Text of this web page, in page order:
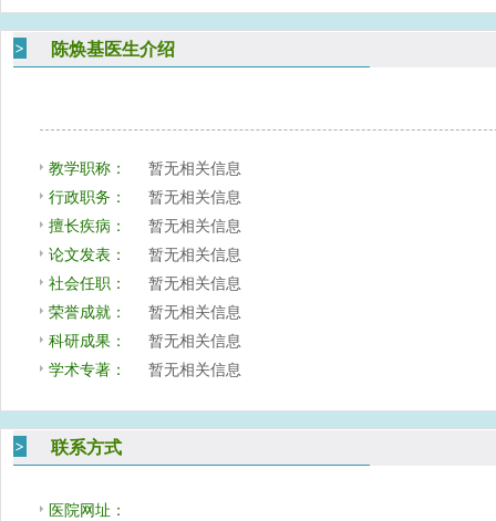
陈焕基医生介绍
教学职称：
暂无相关信息
行政职务：
暂无相关信息
擅长疾病：
暂无相关信息
论文发表：
暂无相关信息
社会任职：
暂无相关信息
荣誉成就：
暂无相关信息
科研成果：
暂无相关信息
学术专著：
暂无相关信息
联系方式
医院网址：